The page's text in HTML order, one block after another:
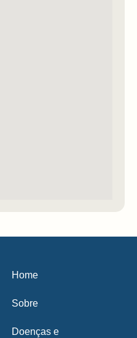
Home
Sobre
Doenças e